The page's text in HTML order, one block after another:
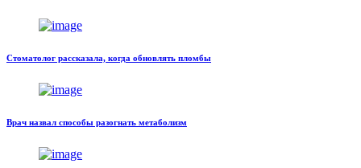
Стоматолог рассказала, когда обновлять пломбы
Врач назвал способы разогнать метаболизм